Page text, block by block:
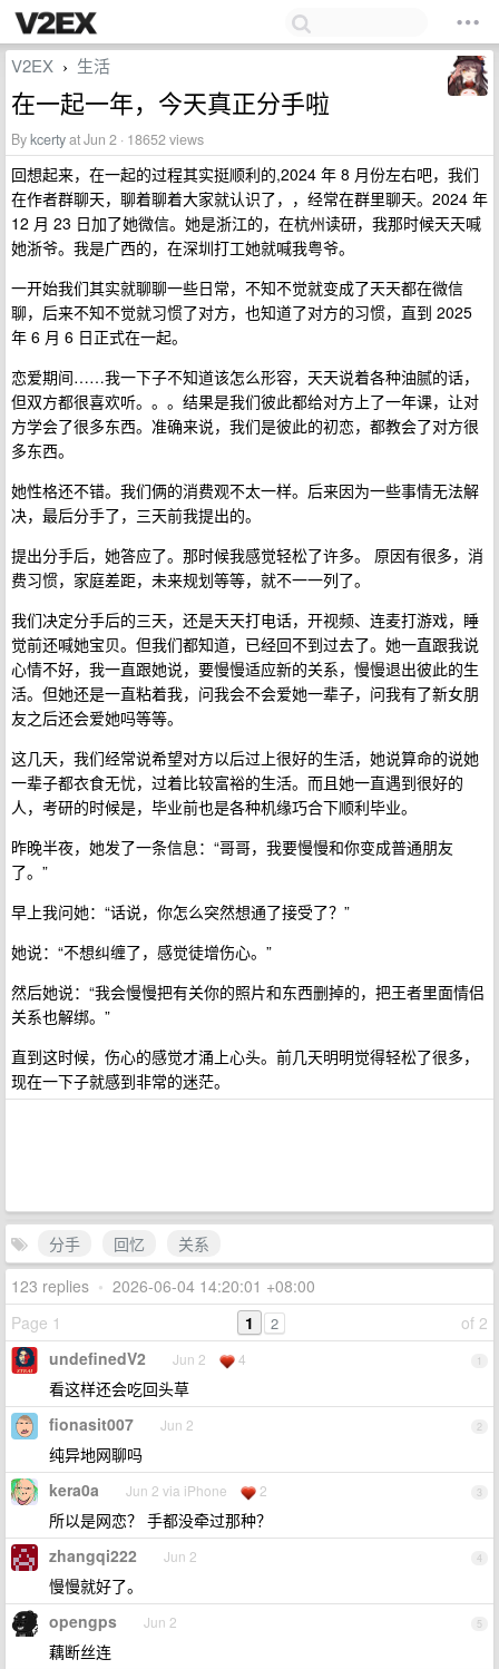
V2EX › 生活
在一起一年，今天真正分手啦
Bykcertyat Jun 2 · 18652 views
回想起来，在一起的过程其实挺顺利的,2024 年 8 月份左右吧，我们
在作者群聊天，聊着聊着大家就认识了，，经常在群里聊天。2024 年
12 月 23 日加了她微信。她是浙江的，在杭州读研，我那时候天天喊
她浙爷。我是广西的，在深圳打工她就喊我粤爷。
一开始我们其实就聊聊一些日常，不知不觉就变成了天天都在微信
聊，后来不知不觉就习惯了对方，也知道了对方的习惯，直到 2025
年 6 月 6 日正式在一起。
恋爱期间……我一下子不知道该怎么形容，天天说着各种油腻的话，
但双方都很喜欢听。。。结果是我们彼此都给对方上了一年课，让对
方学会了很多东西。准确来说，我们是彼此的初恋，都教会了对方很
多东西。
她性格还不错。我们俩的消费观不太一样。后来因为一些事情无法解
决，最后分手了，三天前我提出的。
提出分手后，她答应了。那时候我感觉轻松了许多。 原因有很多，消
费习惯，家庭差距，未来规划等等，就不一一列了。
我们决定分手后的三天，还是天天打电话，开视频、连麦打游戏，睡
觉前还喊她宝贝。但我们都知道，已经回不到过去了。她一直跟我说
心情不好，我一直跟她说，要慢慢适应新的关系，慢慢退出彼此的生
活。但她还是一直粘着我，问我会不会爱她一辈子，问我有了新女朋
友之后还会爱她吗等等。
这几天，我们经常说希望对方以后过上很好的生活，她说算命的说她
一辈子都衣食无忧，过着比较富裕的生活。而且她一直遇到很好的
人，考研的时候是，毕业前也是各种机缘巧合下顺利毕业。
昨晚半夜，她发了一条信息：“哥哥，我要慢慢和你变成普通朋友
了。”
早上我问她：“话说，你怎么突然想通了接受了？”
她说：“不想纠缠了，感觉徒增伤心。”
然后她说：“我会慢慢把有关你的照片和东西删掉的，把王者里面情侣
关系也解绑。”
直到这时候，伤心的感觉才涌上心头。前几天明明觉得轻松了很多，
现在一下子就感到非常的迷茫。
分手 回忆
关系
123 replies • 2026-06-04 14:20:01 +08:00
Page 1
of 2
1 2
1
undefinedV2 Jun 2 4
看这样还会吃回头草
2
fionasit007 Jun 2
纯异地网聊吗
3
kera0a Jun 2 via iPhone 2
所以是网恋？ 手都没牵过那种？
4
zhangqi222 Jun 2
慢慢就好了。
5
opengps Jun 2
藕断丝连